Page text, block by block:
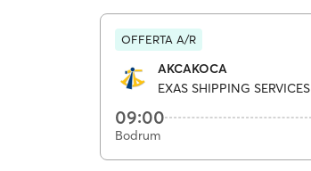
OFFERTA A/R
AKCAKOCA
EXAS SHIPPING SERVICES
09:00
Bodrum